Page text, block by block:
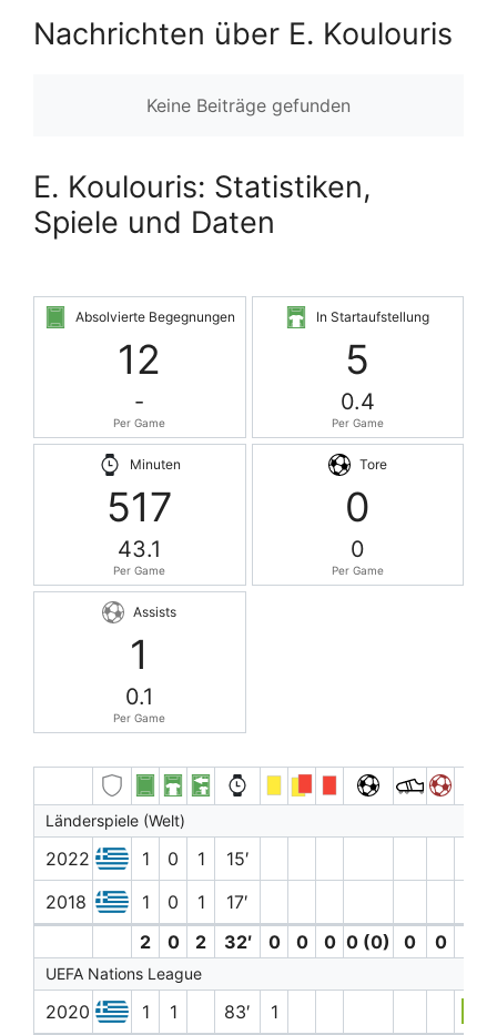
Nachrichten über E. Koulouris
Keine Beiträge gefunden
E. Koulouris: Statistiken,
Spiele und Daten
Absolvierte Begegnungen
12
-
Per Game
In Startaufstellung
5
0.4
Per Game
Minuten
517
43.1
Per Game
Tore
0
0
Per Game
Assists
1
0.1
Per Game
Länderspiele (Welt)
2022 1 0 1
15′
2018
1 0 1
17′
2
0 2 32′ 0 0 0 0 (0) 0 0
UEFA Nations League
2020 1 1 83′ 1